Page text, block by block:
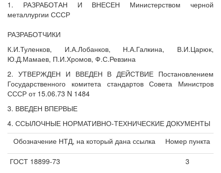
1. РАЗРАБОТАН И ВНЕСЕН Министерством черной
металлургии СССР
РАЗРАБОТЧИКИ
К.И.Туленков, И.А.Лобанков, Н.А.Галкина, В.И.Царюк,
Ю.Д.Мамаев, П.И.Хромов, Ф.С.Ревзина
2. УТВЕРЖДЕН И ВВЕДЕН В ДЕЙСТВИЕ Постановлением
Государственного комитета стандартов Совета Министров
СССР от 15.06.73 N 1484
3. ВВЕДЕН ВПЕРВЫЕ
4. ССЫЛОЧНЫЕ НОРМАТИВНО-ТЕХНИЧЕСКИЕ ДОКУМЕНТЫ
Обозначение НТД, на который дана ссылка
Номер пункта
ГОСТ 18899-73 3